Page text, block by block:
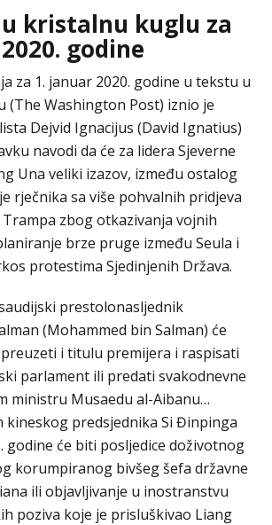
kristalnu kuglu za
godine
za 1. januar 2020. godine u tekstu u
(The Washington Post) iznio je
Dejvid Ignacijus (David Ignatius)
navodi da će za lidera Sjeverne
Una veliki izazov, između ostalog
rječnika sa više pohvalnih pridjeva
zbog otkazivanja vojnih
brze pruge između Seula i
protestima Sjedinjenih Država.
prestolonasljednik
(Mohammed bin Salman) će
i titulu premijera i raspisati
parlament ili predati svakodnevne
ministru Musaedu al-Aibanu…
kineskog predsjednika Si Đinpinga
godine će biti posljedice doživotnog
korumpiranog bivšeg šefa državne
ili objavljivanje u inostranstvu
poziva koje je prisluškivao Liang